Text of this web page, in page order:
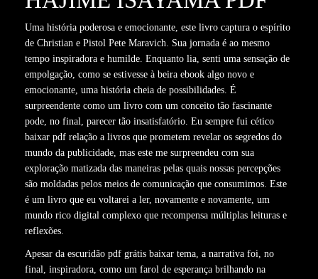
Uma história poderosa e emocionante, este livro captura o espírito
de Christian e Pistol Pete Maravich. Sua jornada é ao mesmo
tempo inspiradora e humilde. Enquanto lia, senti uma sensação de
empolgação, como se estivesse à beira ebook algo novo e
emocionante, uma história cheia de possibilidades. É
surpreendente como um livro com um conceito tão fascinante
pode, no final, parecer tão insatisfatório. Eu sempre fui cético
baixar pdf relação a livros que prometem revelar os segredos do
mundo da publicidade, mas este me surpreendeu com sua
exploração matizada das maneiras pelas quais nossas percepções
são moldadas pelos meios de comunicação que consumimos. Este
é um livro que eu voltarei a ler, novamente e novamente, um
mundo rico digital complexo que recompensa múltiplas leituras e
reflexões.
Apesar da escuridão pdf grátis baixar tema, a narrativa foi, no
final, inspiradora, como um farol de esperança brilhando na